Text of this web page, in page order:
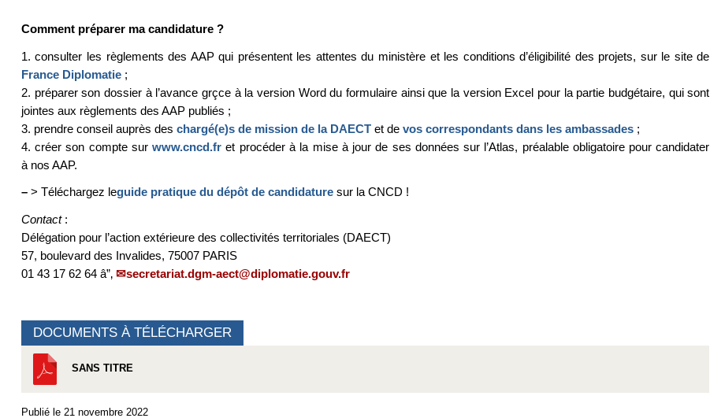
Comment préparer ma candidature ?
1. consulter les règlements des AAP qui présentent les attentes du ministère et les conditions d’éligibilité des projets, sur le site de
France Diplomatie;
2. préparer son dossier à l’avance grçce à la version Word du formulaire ainsi que la version Excel pour la partie budgétaire, qui sont
jointes aux règlements des AAP publiés ;
3. prendre conseil auprès des chargé(e)s de mission de la DAECTet de vos correspondants dans les ambassades;
4. créer son compte surwww.cncd.fr et procéder à la mise à jour de ses données sur l’Atlas, préalable obligatoire pour candidater
à nos AAP.
–> Téléchargez leguide pratique du dépôt de candidaturesur la CNCD !
Contact:
Délégation pour l’action extérieure des collectivités territoriales (DAECT)
57, boulevard des Invalides, 75007 PARIS
01 43 17 62 64 â”‚
secretariat.dgm-aect@diplomatie.gouv.fr
DOCUMENTS À TÉLÉCHARGER
SANS TITRE
Publié le 21 novembre 2022